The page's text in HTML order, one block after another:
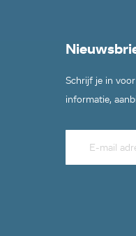
Schrijf je in
informatie,